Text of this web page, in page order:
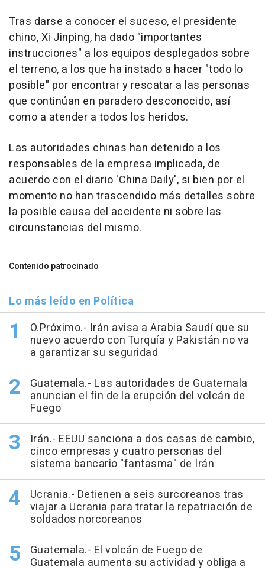
Tras darse a conocer el suceso, el presidente
chino, Xi Jinping, ha dado "importantes
instrucciones" a los equipos desplegados sobre
el terreno, a los que ha instado a hacer "todo lo
posible" por encontrar y rescatar a las personas
que continúan en paradero desconocido, así
como a atender a todos los heridos.
Las autoridades chinas han detenido a los
responsables de la empresa implicada, de
acuerdo con el diario 'China Daily', si bien por el
momento no han trascendido más detalles sobre
la posible causa del accidente ni sobre las
circunstancias del mismo.
Contenido patrocinado
Lo más leído en Política
O.Próximo.- Irán avisa a Arabia Saudí que su
nuevo acuerdo con Turquía y Pakistán no va
a garantizar su seguridad
Guatemala.- Las autoridades de Guatemala
anuncian el fin de la erupción del volcán de
Fuego
Irán.- EEUU sanciona a dos casas de cambio,
cinco empresas y cuatro personas del
sistema bancario "fantasma" de Irán
Ucrania.- Detienen a seis surcoreanos tras
viajar a Ucrania para tratar la repatriación de
soldados norcoreanos
Guatemala.- El volcán de Fuego de
Guatemala aumenta su actividad y obliga a